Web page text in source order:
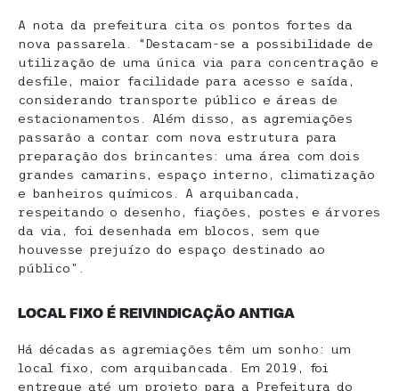
A nota da prefeitura cita os pontos fortes da
nova passarela. “Destacam-se a possibilidade de
utilização de uma única via para concentração e
desfile, maior facilidade para acesso e saída,
considerando transporte público e áreas de
estacionamentos. Além disso, as agremiações
passarão a contar com nova estrutura para
preparação dos brincantes: uma área com dois
grandes camarins, espaço interno, climatização
e banheiros químicos. A arquibancada,
respeitando o desenho, fiações, postes e árvores
da via, foi desenhada em blocos, sem que
houvesse prejuízo do espaço destinado ao
público”.
LOCAL FIXO É REIVINDICAÇÃO ANTIGA
Há décadas as agremiações têm um sonho: um
local fixo, com arquibancada. Em 2019, foi
entregue até um projeto para a Prefeitura do